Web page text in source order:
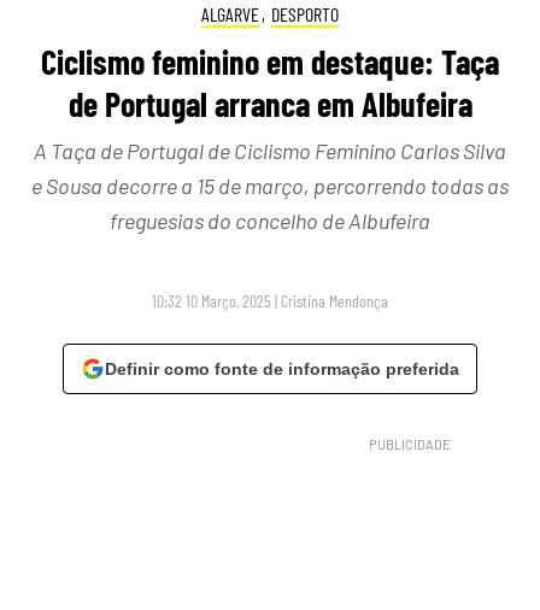
ALGARVE, DESPORTO
Ciclismo feminino em destaque: Taça
de Portugal arranca em Albufeira
A Taça de Portugal de Ciclismo Feminino Carlos Silva
e Sousa decorre a 15 de março, percorrendo todas as
freguesias do concelho de Albufeira
10:32 10 Março, 2025 | Cristina Mendonça
Definir como fonte de informação preferida